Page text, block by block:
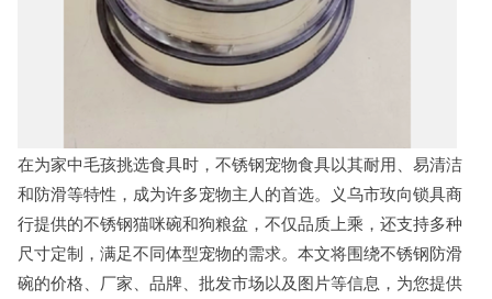
在为家中毛孩挑选食具时，不锈钢宠物食具以其耐用、易清洁
和防滑等特性，成为许多宠物主人的首选。义乌市玫向锁具商
行提供的不锈钢猫咪碗和狗粮盆，不仅品质上乘，还支持多种
尺寸定制，满足不同体型宠物的需求。本文将围绕不锈钢防滑
碗的价格、厂家、品牌、批发市场以及图片等信息，为您提供